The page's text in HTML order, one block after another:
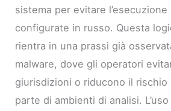
sistema per evitare
configurate in russo. Questa
rientra in una prassi già
malware, dove gli operatori
giurisdizioni o riducono il rischio
parte di ambienti di analisi.